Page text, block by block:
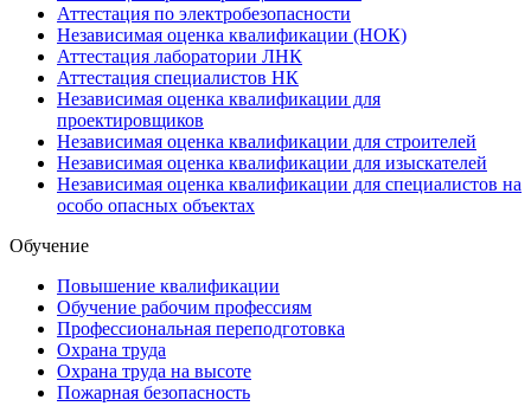
Аттестация по электробезопасности
Независимая оценка квалификации (НОК)
Аттестация лаборатории ЛНК
Аттестация специалистов НК
Независимая оценка квалификации для
проектировщиков
Независимая оценка квалификации для строителей
Независимая оценка квалификации для изыскателей
Независимая оценка квалификации для специалистов на
особо опасных объектах
Обучение
Повышение квалификации
Обучение рабочим профессиям
Профессиональная переподготовка
Охрана труда
Охрана труда на высоте
Пожарная безопасность